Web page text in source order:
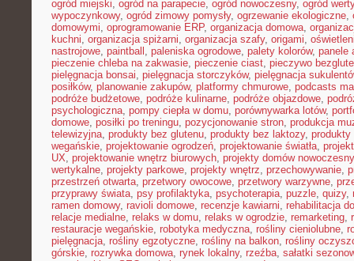
ogród miejski, ogród na parapecie, ogród nowoczesny, ogród
wypoczynkowy, ogród zimowy pomysły, ogrzewanie ekologiczne,
domowymi, oprogramowanie ERP, organizacja domowa,
kuchni, organizacja spiżarni, organizacja szafy, origami,
nastrojowe, paintball , paleniska ogrodowe, palety kolorów, panele
pieczenie chleba na zakwasie, pieczenie ciast, pieczywo
pielęgnacja bonsai, pielęgnacja storczyków, pielęgnacja
posiłków, planowanie zakupów, platformy chmurowe, podcasts
podróże budżetowe, podróże kulinarne, podróże objazdowe,
psychologiczna, pompy ciepła w domu, porównywarka lotów,
domowe, posiłki po treningu, pozycjonowanie stron, produkcja
telewizyjna, produkty bez glutenu, produkty bez laktozy, produkty
wegańskie, projektowanie ogrodzeń, projektowanie światła,
UX, projektowanie wnętrz biurowych, projekty domów
wertykalne, projekty parkowe, projekty wnętrz, przechowywanie,
przestrzeń otwarta, przetwory owocowe, przetwory warzywne,
przyprawy świata, psy profilaktyka, psychoterapia, puzzle, quizy,
ramen domowy, ravioli domowe, recenzje kawiarni, rehabilitacja
relacje medialne, relaks w domu, relaks w ogrodzie, remarketing,
restauracje wegańskie, robotyka medyczna, rośliny cieniolubne,
pielęgnacja, rośliny egzotyczne, rośliny na balkon, rośliny
górskie, rozrywka domowa, rynek lokalny, rzeźba, sałatki